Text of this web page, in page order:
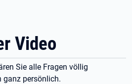
Video
Sie alle Fragen völlig
ganz persönlich.